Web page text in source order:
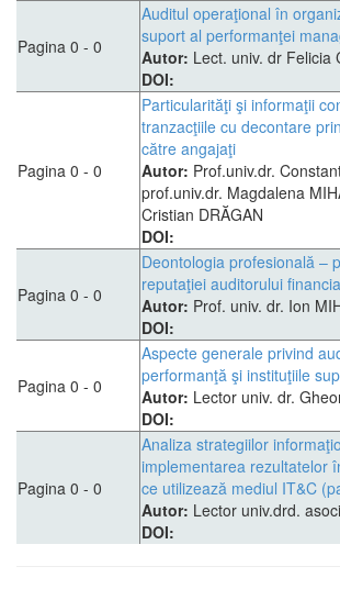
Pagina 0 - 0
Auditul operaţional în
suport al performanţei
Autor: Lect. univ. dr Felicia
DOI:
Pagina 0 - 0
Particularităţi şi informaţii
tranzacţiile cu decontare
către angajaţi
Autor: Prof.univ.dr.
prof.univ.dr. Magdalena
Cristian DRĂGAN
DOI:
Pagina 0 - 0
Deontologia profesională –
reputaţiei auditorului
Autor: Prof. univ. dr. Ion
DOI:
Pagina 0 - 0
Aspecte generale privind
performanţă şi instituţiile
Autor: Lector univ. dr.
DOI:
Pagina 0 - 0
Analiza strategiilor
implementarea rezultatelor
ce utilizează mediul IT&C
Autor: Lector univ.drd.
DOI: